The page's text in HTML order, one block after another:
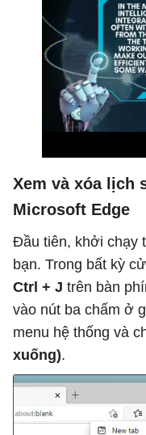
Xem và xóa lịch
Microsoft Edge
Đầu tiên, khởi chạy
bạn. Trong bất kỳ
Ctrl + J trên bàn
vào nút ba chấm ở
menu hệ thống và
xuống).